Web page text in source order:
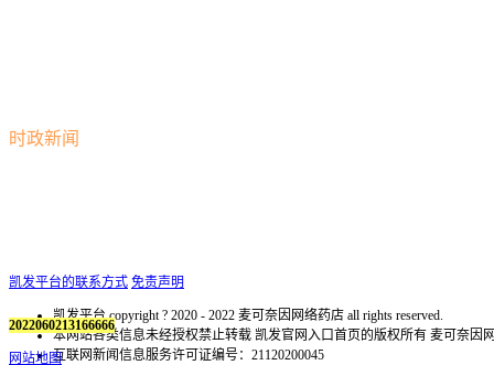
时政新闻
凯发平台的联系方式 免责声明
凯发平台 copyright ? 2020 - 2022 麦可奈因网络药店 all rights reserved.
本网站各类信息未经授权禁止转载 凯发官网入口首页的版权所有 麦可奈
互联网新闻信息服务许可证编号：21120200045
2022060213166666
网站地图